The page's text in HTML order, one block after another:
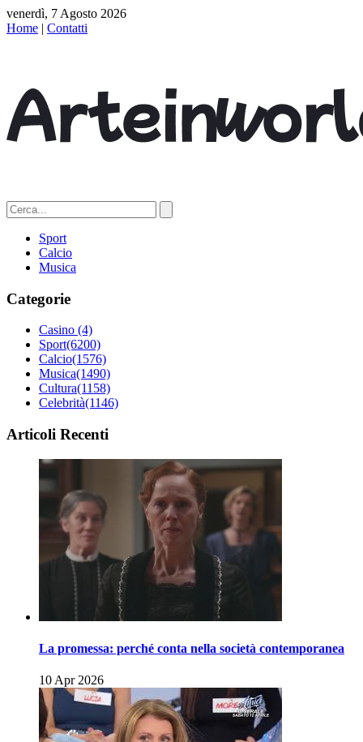
venerdì, 7 Agosto 2026
Home | Contatti
Sport
Calcio
Musica
Categorie
Casino (4)
Sport(6200)
Calcio(1576)
Musica(1490)
Cultura(1158)
Celebrità(1146)
Articoli Recenti
La promessa: perché conta nella società contemporanea
10 Apr 2026